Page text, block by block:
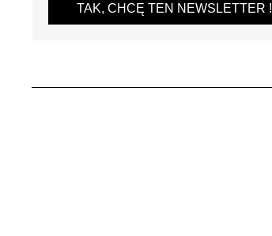
TAK, CHCĘ TEN NEWSLETTER !